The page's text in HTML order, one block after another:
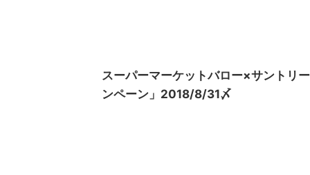
スーパーマーケットバロー×サント
ンペーン」2018/8/31〆